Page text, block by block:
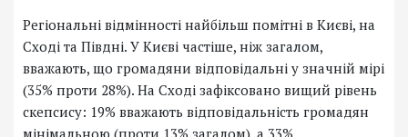
Регіональні відмінності найбільш помітні в Києві, на
Сході та Півдні. У Києві частіше, ніж загалом,
вважають, що громадяни відповідальні у значній мірі
(35% проти 28%). На Сході зафіксовано вищий рівень
скепсису: 19% вважають відповідальність громадян